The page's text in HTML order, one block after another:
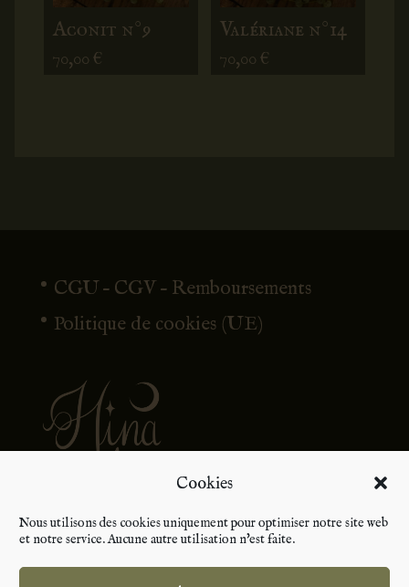
Cookies
Nous utilisons des cookies uniquement pour optimiser notre site web
et notre service. Aucune autre utilisation n'est faite.
Aconit n°9
€
Valériane n°14
€
CGU – CGV – Remboursements
Politique de cookies (UE)